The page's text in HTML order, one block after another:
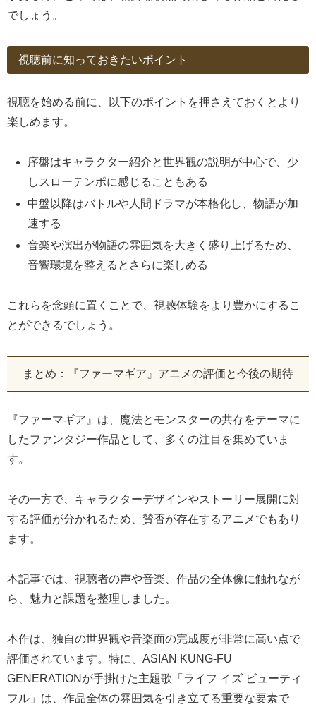
でしょう。
視聴前に知っておきたいポイント
視聴を始める前に、以下のポイントを押さえておくとより
楽しめます。
序盤はキャラクター紹介と世界観の説明が中心で、少
しスローテンポに感じることもある
中盤以降はバトルや人間ドラマが本格化し、物語が加
速する
音楽や演出が物語の雰囲気を大きく盛り上げるため、
音響環境を整えるとさらに楽しめる
これらを念頭に置くことで、視聴体験をより豊かにするこ
とができるでしょう。
まとめ：『ファーマギア』アニメの評価と今後の期待
『ファーマギア』は、魔法とモンスターの共存をテーマに
したファンタジー作品として、多くの注目を集めていま
す。
その一方で、キャラクターデザインやストーリー展開に対
する評価が分かれるため、賛否が存在するアニメでもあり
ます。
本記事では、視聴者の声や音楽、作品の全体像に触れなが
ら、魅力と課題を整理しました。
本作は、独自の世界観や音楽面の完成度が非常に高い点で
評価されています。特に、ASIAN KUNG-FU
GENERATIONが手掛けた主題歌「ライフ イズ ビューティ
フル」は、作品全体の雰囲気を引き立てる重要な要素で